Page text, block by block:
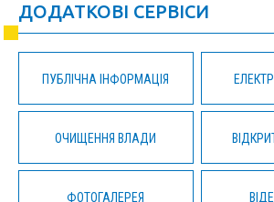
ДОДАТКОВІ СЕРВІСИ
ПУБЛІЧНА ІНФОРМАЦІЯ
ОЧИЩЕННЯ ВЛАДИ
ФОТОГАЛЕРЕЯ